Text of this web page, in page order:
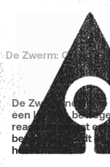
De Zwerm:
De Zwerm nodigt
een levend,
reageert op wat er
beweging wordt en
hoort.